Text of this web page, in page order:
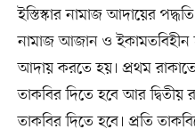
ইস্তিস্কার নামাজ আদায়ের
নামাজ আজান ও ইকামতবিহীন
আদায় করতে হয়। প্রথম
তাকবির দিতে হবে আর দ্বিতীয়
তাকবির দিতে হবে। প্রতি